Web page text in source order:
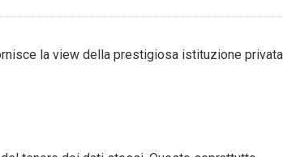
la view della prestigiosa istituzione privata